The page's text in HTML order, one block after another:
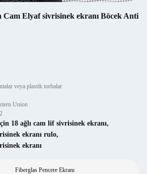
Cam Elyaf sivrisinek ekranı Böcek Anti
veya plastik torbalar
Union
18 ağlı cam lif sivrisinek ekranı,
ekranı rulo,
ekranı
Fiberglas Pencere Ekranı